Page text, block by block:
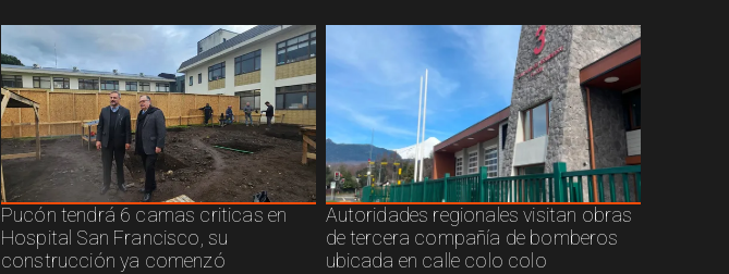
Pucón tendrá 6 camas criticas en
Hospital San Francisco, su
construcción ya comenzó
Autoridades regionales visitan obras
de tercera compañía de bomberos
ubicada en calle colo colo